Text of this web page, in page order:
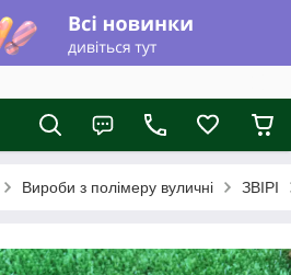
Вироби з полімеру вуличні ЗВІРІ